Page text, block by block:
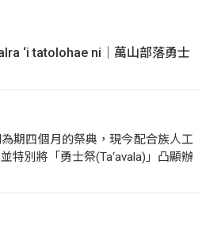
‘i tatolohae ni｜萬山部落勇士
期四個月的祭典，現今配合族人工
特別將「勇士祭(Ta‘avala)」凸顯辦